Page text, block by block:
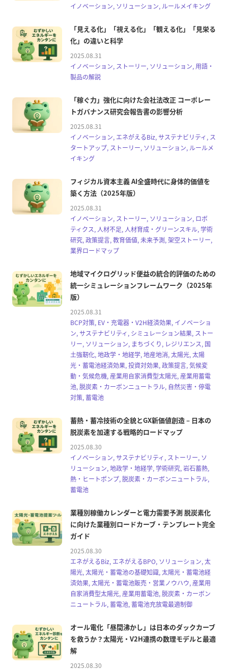
イノベーション, ソリューション, ルールメイキング
「見える化」「視える化」「観える化」「見栄る
化」の違いと科学
2025.08.31
イノベーション, ストーリー, ソリューション, 用語・
製品の解説
「稼ぐ力」強化に向けた会社法改正 コーポレー
トガバナンス研究会報告書の影響分析
2025.08.31
イノベーション, エネがえるBiz, サステナビリティ, ス
タートアップ, ストーリー, ソリューション, ルールメ
イキング
フィジカル資本主義 AI全盛時代に身体的価値を
築く方法（2025年版）
2025.08.31
イノベーション, ストーリー, ソリューション, ロボ
ティクス, 人材不足, 人材育成・グリーンスキル, 学術
研究, 政策提言, 教育価値, 未来予測, 架空ストーリー,
業界ロードマップ
地域マイクログリッド便益の統合的評価のための
統一シミュレーションフレームワーク（2025年
版）
2025.08.31
BCP対策, EV・充電器・V2H経済効果, イノベーショ
ン, サステナビリティ, シミュレーション結果, ストー
リー, ソリューション, まちづくり, レジリエンス, 国
土強靭化, 地政学・地経学, 地産地消, 太陽光, 太陽
光・蓄電池経済効果, 投資対効果, 政策提言, 気候変
動・気候危機, 産業用自家消費型太陽光, 産業用蓄電
池, 脱炭素・カーボンニュートラル, 自然災害・停電
対策, 蓄電池
蓄熱・蓄冷技術の全貌とGX新価値創造 – 日本の
脱炭素を加速する戦略的ロードマップ
2025.08.30
イノベーション, サステナビリティ, ストーリー, ソ
リューション, 地政学・地経学, 学術研究, 岩石蓄熱,
熱・ヒートポンプ, 脱炭素・カーボンニュートラル,
蓄電池
業種別稼働カレンダーと電力需要予測 脱炭素化
に向けた業種別ロードカーブ・テンプレート完全
ガイド
2025.08.30
エネがえるBiz, エネがえるBPO, ソリューション, 太
陽光, 太陽光・蓄電池の基礎知識, 太陽光・蓄電池経
済効果, 太陽光・蓄電池販売・営業ノウハウ, 産業用
自家消費型太陽光, 産業用蓄電池, 脱炭素・カーボン
ニュートラル, 蓄電池, 蓄電池充放電最適制御
オール電化「昼間沸かし」は日本のダックカーブ
を救うか？太陽光・V2H連携の数理モデルと最適
解
2025.08.30